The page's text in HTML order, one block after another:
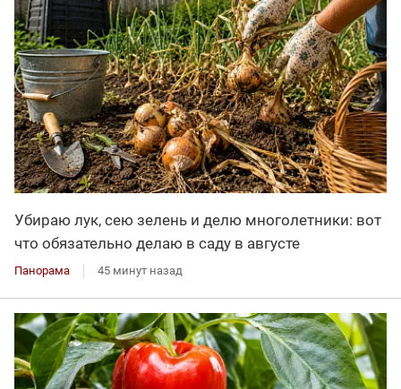
Убираю лук, сею зелень и делю многолетники: вот
что обязательно делаю в саду в августе
Панорама 45 минут назад